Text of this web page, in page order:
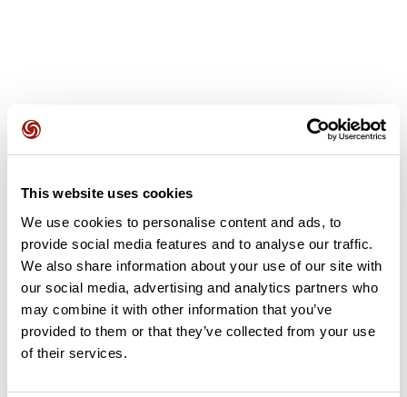
This website uses cookies
We use cookies to personalise content and ads, to
provide social media features and to analyse our traffic.
We also share information about your use of our site with
our social media, advertising and analytics partners who
may combine it with other information that you’ve
provided to them or that they’ve collected from your use
of their services.
Ajouter un avis
Découvrez ce parcours de vélo de 37,9 km à proximité de